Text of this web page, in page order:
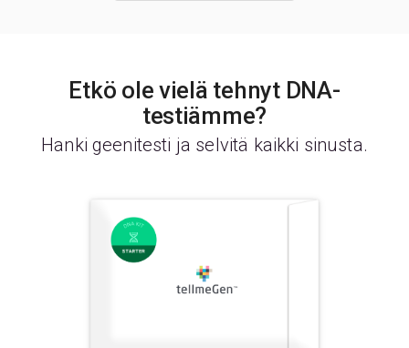
Etkö ole vielä tehnyt DNA-
testiämme?
Hanki geenitesti ja selvitä kaikki sinusta.